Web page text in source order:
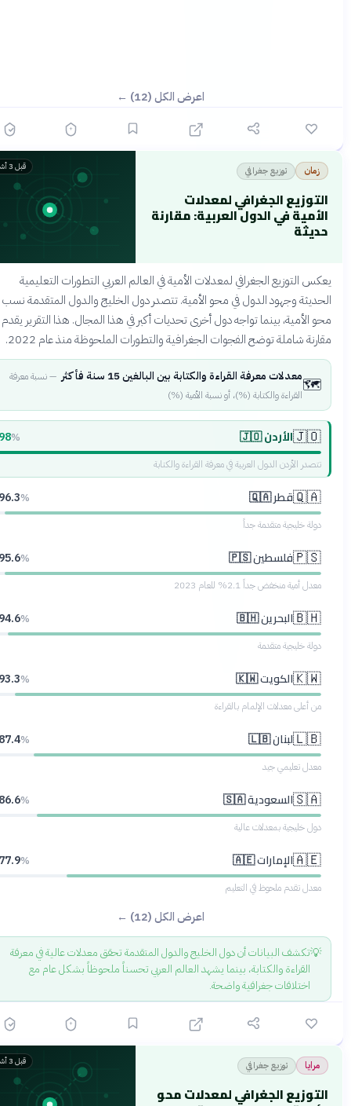
اعرض الكل (12) ←
زمان توزيع جغرافي
التوزيع الجغرافي لمعدلات
الأمية في الدول العربية: مقارنة
حديثة
التوزيع الجغرافي لمعدلات الأمية في العالم العربي التطورات التعليمية
وجهود الدول في محو الأمية. تتصدر دول الخليج والدول المتقدمة نسب
الأمية، بينما تواجه دول أخرى تحديات أكبر في هذا المجال. هذا التقرير يقدم
شاملة توضح الفجوات الجغرافية والتطورات الملحوظة منذ عام 2022.
معدلات معرفة القراءة والكتابة بين البالغين 15 سنة فأكثر —نسبة معرفة
القراءة والكتابة (%)، أو نسبة الأمية (%)
🇯🇴الأردن 🇯🇴
تتصدر الأردن الدول العربية في معرفة القراءة والكتابة
🇶🇦قطر 🇶🇦 96.3
دولة خليجية متقدمة جداً
🇵🇸فلسطين 🇵🇸 95.6
معدل أمية منخفض جداً 2.1% للعام 2023
🇧🇭البحرين 🇧🇭 94.6
دولة خليجية متقدمة
🇰🇼الكويت 🇰🇼 93.3
من أعلى معدلات الإلمام بالقراءة
🇱🇧لبنان 🇱🇧 87.4
معدل تعليمي جيد
🇸🇦السعودية 🇸🇦 86.6
دول خليجية بمعدلات عالية
🇦🇪الإمارات 🇦🇪 77.9
معدل تقدم ملحوظ في التعليم
اعرض الكل (12) ←
تكشف البيانات أن دول الخليج والدول المتقدمة تحقق معدلات عالية في معرفة
القراءة والكتابة، بينما يشهد العالم العربي تحسناً ملحوظاً بشكل عام مع
اختلافات جغرافية واضحة.
مرايا توزيع جغرافي
التوزيع الجغرافي لمعدلات محو